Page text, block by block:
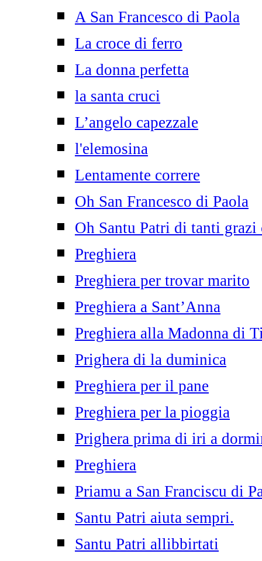
A San Francesco di Paola
La croce di ferro
La donna perfetta
la santa cruci
L’angelo capezzale
l'elemosina
Lentamente correre
Oh San Francesco di Paola
Oh Santu Patri di tanti grazi
Preghiera
Preghiera per trovar marito
Preghiera a Sant’Anna
Preghiera alla Madonna di
Prighera di la duminica
Preghiera per il pane
Preghiera per la pioggia
Prighera prima di iri a
Preghiera
Priamu a San Franciscu di
Santu Patri aiuta sempri.
Santu Patri allibbirtati